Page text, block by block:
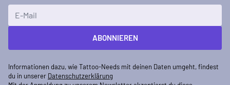
ABONNIEREN
Informationen dazu, wie Tattoo-Needs mit deinen Daten umgeht, findest
du in unserer Datenschutzerklärung